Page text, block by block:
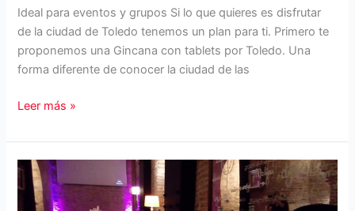
Ideal para eventos y grupos Si lo que quieres es disfrutar
de la ciudad de Toledo tenemos un plan para ti. Primero te
proponemos una Gincana con tablets por Toledo. Una
forma diferente de conocer la ciudad de las
Gincana
Toledo.
Visita
y
Comida.
Leer más »